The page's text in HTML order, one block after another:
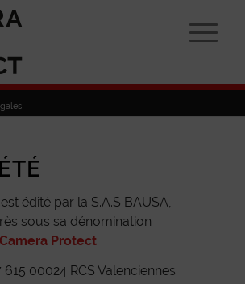
édité par la S.A.S BAUSA,
sous sa dénomination
Camera Protect
615 00024 RCS Valenciennes